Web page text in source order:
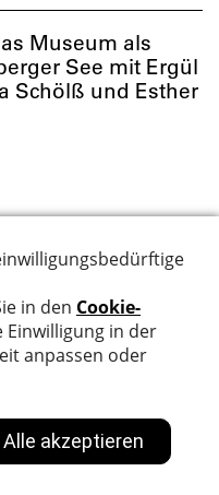
Museum als
See mit Ergül
Schölß und Esther
Datenschutz